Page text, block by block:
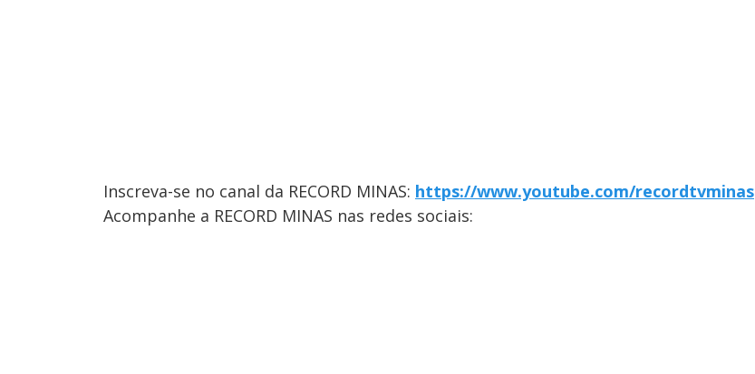
Inscreva-se no canal da RECORD MINAS: https://www.youtube.com/recordtvminas
Acompanhe a RECORD MINAS nas redes sociais: